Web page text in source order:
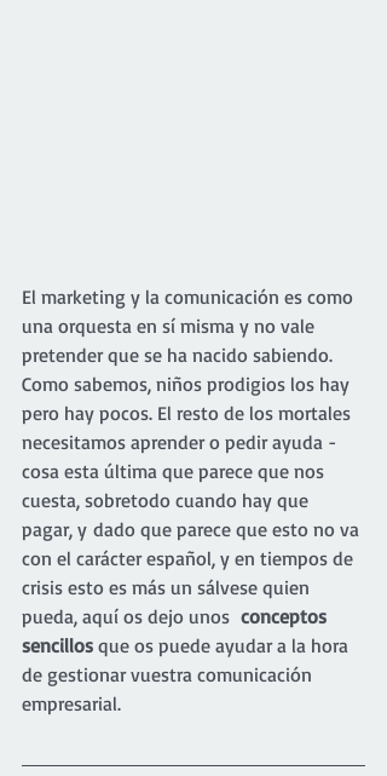
El marketing y la comunicación es como
una orquesta en sí misma y no vale
pretender que se ha nacido sabiendo.
Como sabemos, niños prodigios los hay
pero hay pocos. El resto de los mortales
necesitamos aprender o pedir ayuda -
cosa esta última que parece que nos
cuesta, sobretodo cuando hay que
pagar, y dado que parece que esto no va
con el carácter español, y en tiempos de
crisis esto es más un sálvese quien
pueda, aquí os dejo unos conceptos
sencillos que os puede ayudar a la hora
de gestionar vuestra comunicación
empresarial.